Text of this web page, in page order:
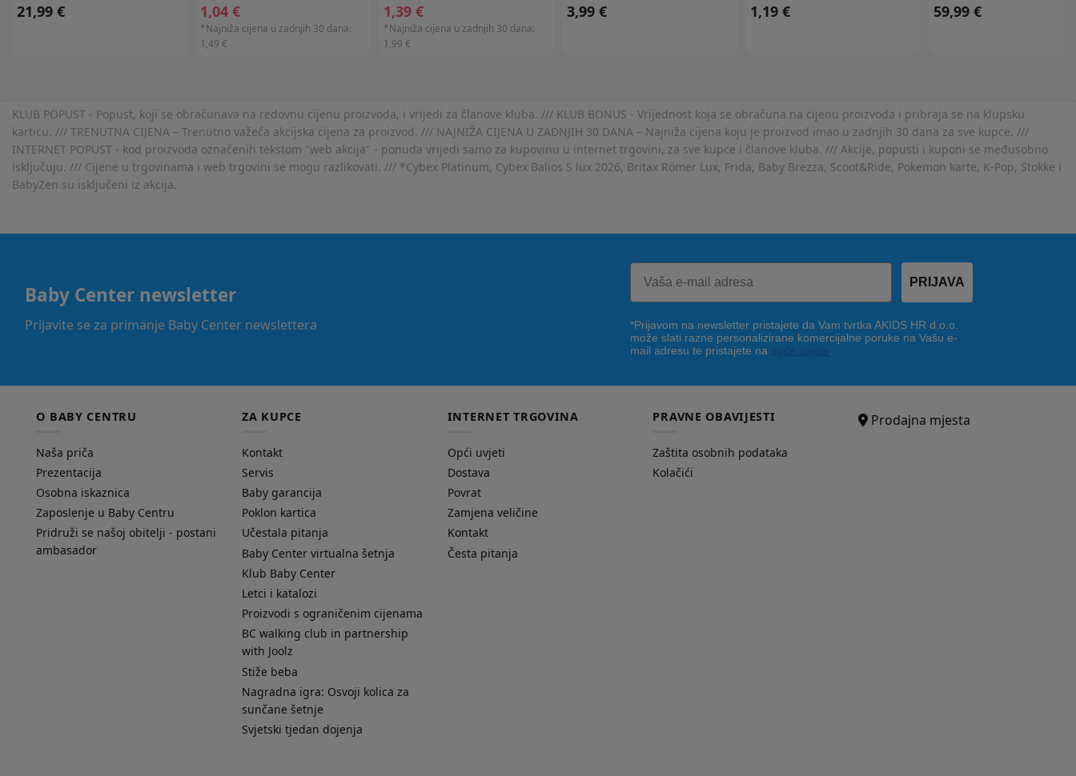
21,99 € 1,04 €
*Najniža cijena u zadnjih 30 dana:
1,49 €
1,39 €
*Najniža cijena u zadnjih 30 dana:
1,99 €
3,99 € 1,19 € 59,99 €
KLUB POPUST - Popust, koji se obračunava na redovnu cijenu proizvoda, i vrijedi za članove kluba. /// KLUB BONUS - Vrijednost koja se obračuna na cijenu proizvoda i pribraja se na klupsku
karticu. /// TRENUTNA CIJENA – Trenutno važeća akcijska cijena za proizvod. /// NAJNIŽA CIJENA U ZADNJIH 30 DANA – Najniža cijena koju je proizvod imao u zadnjih 30 dana za sve kupce. ///
INTERNET POPUST - kod proizvoda označenih tekstom "web akcija" - ponuda vrijedi samo za kupovinu u internet trgovini, za sve kupce i članove kluba. /// Akcije, popusti i kuponi se međusobno
isključuju. /// Cijene u trgovinama i web trgovini se mogu razlikovati. /// *Cybex Platinum, Cybex Balios S lux 2026, Britax Römer Lux, Frida, Baby Brezza, Scoot&Ride, Pokemon karte, K-Pop, Stokke i
BabyZen su isključeni iz akcija.
Baby Center newsletter
Prijavite se za primanje Baby Center newslettera
PRIJAVA
*Prijavom na newsletter pristajete da Vam tvrtka AKIDS HR d.o.o.
može slati razne personalizirane komercijalne poruke na Vašu e-
mail adresu te pristajete na
.
O BABY CENTRU
Naša priča
Prezentacija
Osobna iskaznica
Zaposlenje u Baby Centru
Pridruži se našoj obitelji - postani
ambasador
ZA KUPCE
Kontakt
Servis
Baby garancija
Poklon kartica
Učestala pitanja
Baby Center virtualna šetnja
Klub Baby Center
Letci i katalozi
Proizvodi s ograničenim cijenama
BC walking club in partnership
with Joolz
Stiže beba
Nagradna igra: Osvoji kolica za
sunčane šetnje
Svjetski tjedan dojenja
INTERNET TRGOVINA
Opći uvjeti
Dostava
Povrat
Zamjena veličine
Kontakt
Česta pitanja
PRAVNE OBAVIJESTI
Zaštita osobnih podataka
Kolačići
Prodajna mjesta